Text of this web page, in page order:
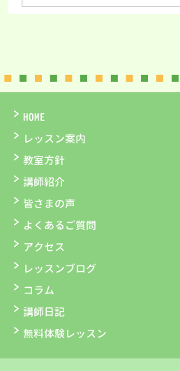
HOME
レッスン案内
教室方針
講師紹介
皆さまの声
よくあるご質問
アクセス
レッスンブログ
コラム
講師日記
無料体験レッスン